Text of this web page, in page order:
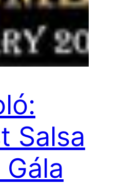
Salsa